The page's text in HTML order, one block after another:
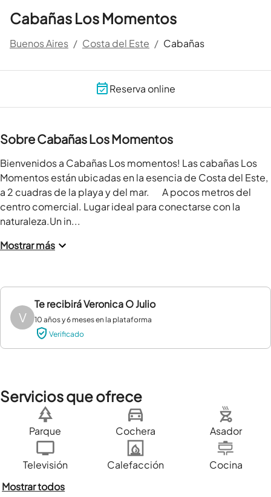
Cabañas Los Momentos
Buenos Aires / Costa del Este / Cabañas
Reserva online
Sobre Cabañas Los Momentos
Bienvenidos a Cabañas Los momentos! Las cabañas Los
Momentos están ubicadas en la esencia de Costa del Este,
a 2 cuadras de la playa y del mar.       A pocos metros del
centro comercial. Lugar ideal para conectarse con la
naturaleza.Un in...
Mostrar más
V
Te recibiráVeronica O Julio
10 años y 6 meses en la plataforma
Verificado
Servicios que ofrece
Parque Cochera Asador
Televisión Calefacción
Cocina
Mostrar todos